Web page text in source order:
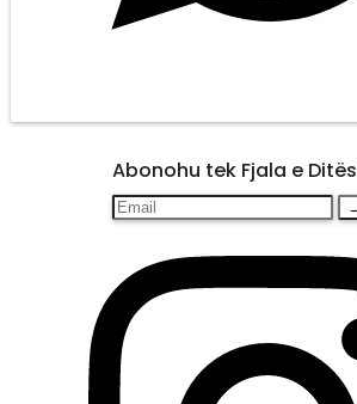
Abonohu tek Fjala e Ditës